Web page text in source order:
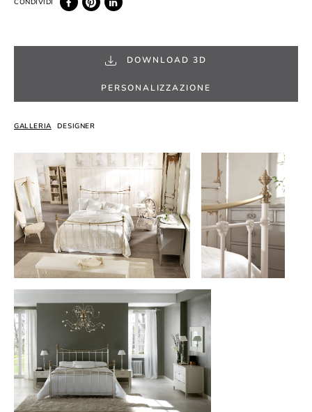
DOWNLOAD 3D
PERSONALIZZAZIONE
GALLERIA DESIGNER